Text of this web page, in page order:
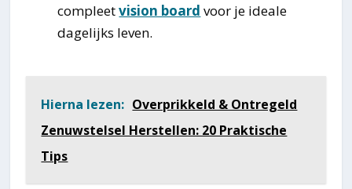
compleetvision board voor je ideale
dagelijks leven.
Hierna lezen: Overprikkeld & Ontregeld
Zenuwstelsel Herstellen: 20 Praktische
Tips